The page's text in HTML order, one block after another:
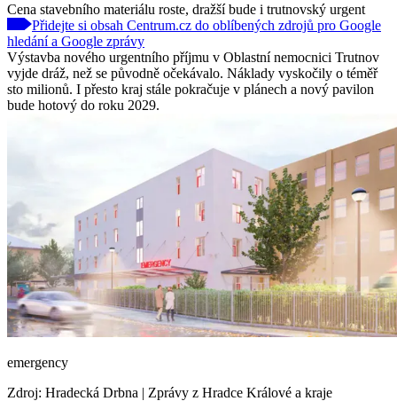
Cena stavebního materiálu roste, dražší bude i trutnovský urgent
Přidejte si obsah Centrum.cz do oblíbených zdrojů pro Google
hledání a Google zprávy
Výstavba nového urgentního příjmu v Oblastní nemocnici Trutnov
vyjde dráž, než se původně očekávalo. Náklady vyskočily o téměř
sto milionů. I přesto kraj stále pokračuje v plánech a nový pavilon
bude hotový do roku 2029.
emergency
Zdroj: Hradecká Drbna | Zprávy z Hradce Králové a kraje